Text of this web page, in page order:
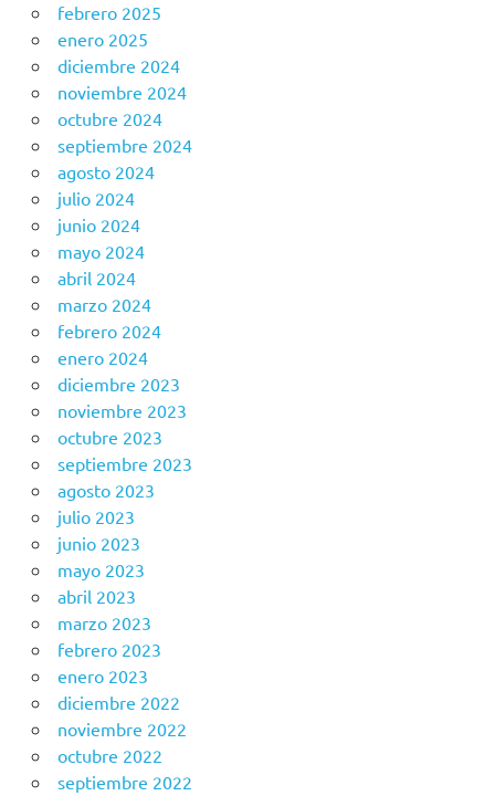
febrero 2025
enero 2025
diciembre 2024
noviembre 2024
octubre 2024
septiembre 2024
agosto 2024
julio 2024
junio 2024
mayo 2024
abril 2024
marzo 2024
febrero 2024
enero 2024
diciembre 2023
noviembre 2023
octubre 2023
septiembre 2023
agosto 2023
julio 2023
junio 2023
mayo 2023
abril 2023
marzo 2023
febrero 2023
enero 2023
diciembre 2022
noviembre 2022
octubre 2022
septiembre 2022